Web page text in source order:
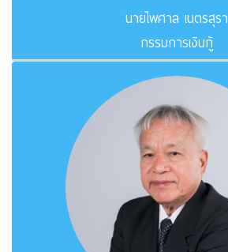
นายไพศาล เนตรสุรา
กรรมการเงินกู้